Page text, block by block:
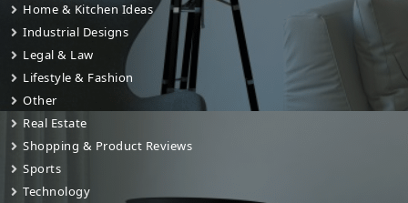
Home & Kitchen Ideas
Industrial Designs
Legal & Law
Lifestyle & Fashion
Other
Real Estate
Shopping & Product Reviews
Sports
Technology